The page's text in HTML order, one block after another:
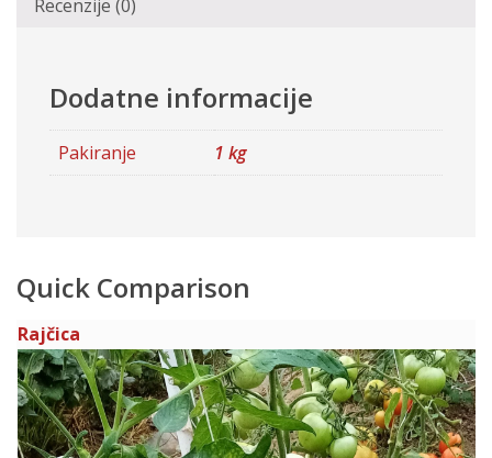
Recenzije (0)
Dodatne informacije
Pakiranje 1 kg
Quick Comparison
Rajčica